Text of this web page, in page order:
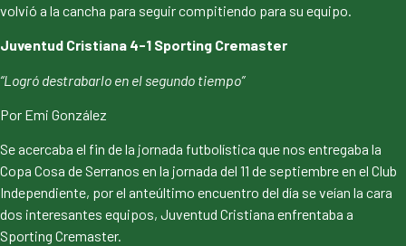
volvió a la cancha para seguir compitiendo para su equipo.
Juventud Cristiana 4-1 Sporting Cremaster
“Logró destrabarlo en el segundo tiempo”
Por Emi González
Se acercaba el fin de la jornada futbolística que nos entregaba la
Copa Cosa de Serranos en la jornada del 11 de septiembre en el Club
Independiente, por el anteúltimo encuentro del día se veían la cara
dos interesantes equipos, Juventud Cristiana enfrentaba a
Sporting Cremaster.